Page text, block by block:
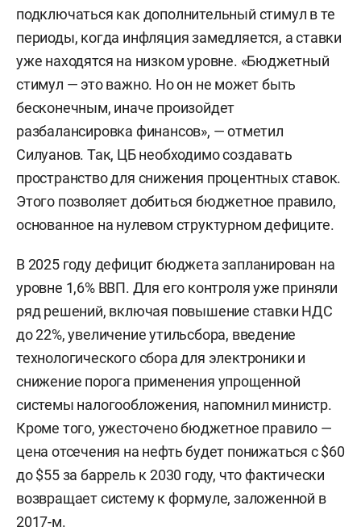
подключаться как дополнительный стимул в те
периоды, когда инфляция замедляется, а ставки
уже находятся на низком уровне. «Бюджетный
стимул — это важно. Но он не может быть
бесконечным, иначе произойдет
разбалансировка финансов», — отметил
Силуанов. Так, ЦБ необходимо создавать
пространство для снижения процентных ставок.
Этого позволяет добиться бюджетное правило,
основанное на нулевом структурном дефиците.
В 2025 году дефицит бюджета запланирован на
уровне 1,6% ВВП. Для его контроля уже приняли
ряд решений, включая повышение ставки НДС
до 22%, увеличение утильсбора, введение
технологического сбора для электроники и
снижение порога применения упрощенной
системы налогообложения, напомнил министр.
Кроме того, ужесточено бюджетное правило —
цена отсечения на нефть будет понижаться с $60
до $55 за баррель к 2030 году, что фактически
возвращает систему к формуле, заложенной в
2017-м.